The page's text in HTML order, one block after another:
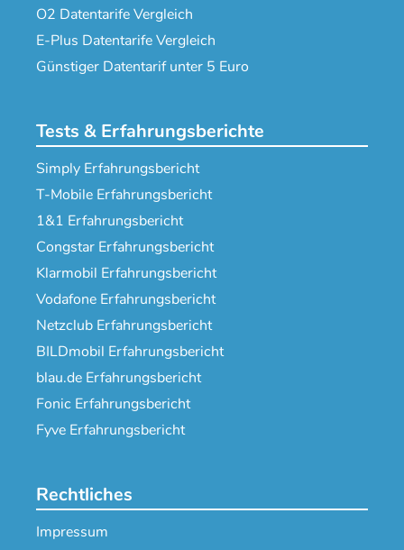
O2 Datentarife Vergleich
E-Plus Datentarife Vergleich
Günstiger Datentarif unter 5 Euro
Tests & Erfahrungsberichte
Simply Erfahrungsbericht
T-Mobile Erfahrungsbericht
1&1 Erfahrungsbericht
Congstar Erfahrungsbericht
Klarmobil Erfahrungsbericht
Vodafone Erfahrungsbericht
Netzclub Erfahrungsbericht
BILDmobil Erfahrungsbericht
blau.de Erfahrungsbericht
Fonic Erfahrungsbericht
Fyve Erfahrungsbericht
Rechtliches
Impressum